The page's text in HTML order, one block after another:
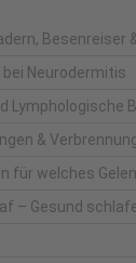
Besenreiser
Neurodermitis
Lymphologische
&
für welches
– Gesund